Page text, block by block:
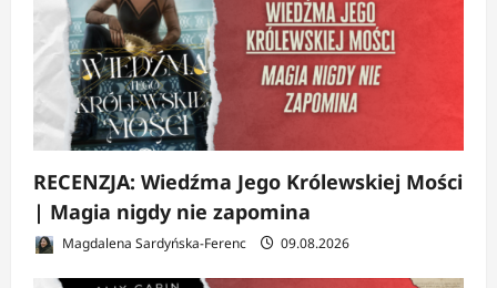
RECENZJA: Wiedźma Jego Królewskiej Mości
| Magia nigdy nie zapomina
Magdalena Sardyńska-Ferenc 09.08.2026